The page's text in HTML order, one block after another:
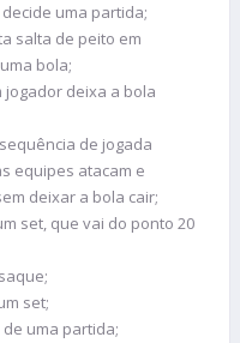
uma partida;
salta de peito em
bola;
jogador deixa a bola
de jogada
equipes atacam e
deixar a bola cair;
set, que vai do ponto 20
set;
uma partida;